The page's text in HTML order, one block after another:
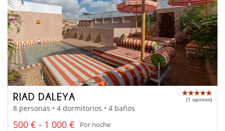
RIAD DALEYA (1 opinion)
8 personas • 4 dormitorios • 4 baños
500 € - 1 000 €
Por noche